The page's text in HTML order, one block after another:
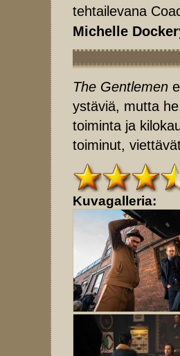
tehtailevana
Michelle
The Gentlemen
ystäviä, mutta
toiminta ja
toiminut,
Kuvagalleria: